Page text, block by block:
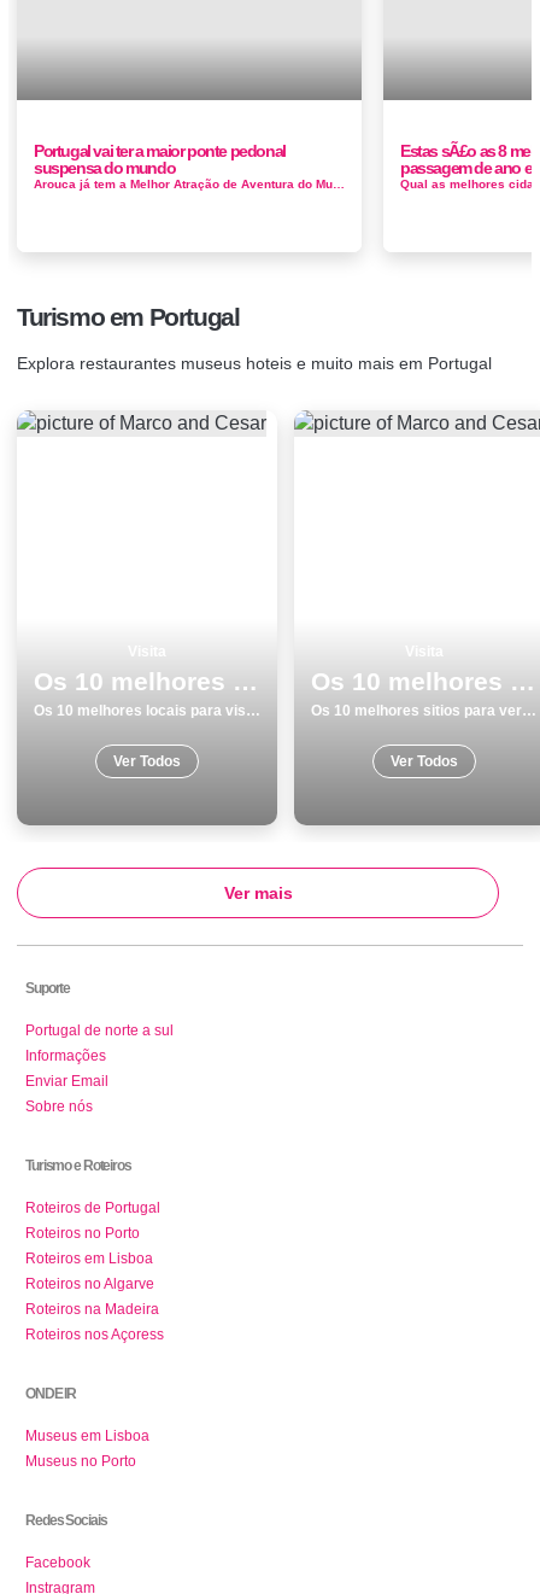
Portugal vai ter a maior ponte pedonal
suspensa do mundo
Estas sÃ£o as 8
passagem de ano
Turismo em Portugal
Explora restaurantes museus hoteis e muito mais em Portugal
Os 10 melhores locais para visitar em Praias
Os 10 melhores locais para visitar em Praias
Ver Todos
Os 10 melhores sitios para ver e visitar em Evora
Os 10 melhores sitios para ver e visitar em Evora
Ver Todos
Ver mais
Suporte
Portugal de norte a sul
Informações
Enviar Email
Sobre nós
Turismo e Roteiros
Roteiros de Portugal
Roteiros no Porto
Roteiros em Lisboa
Roteiros no Algarve
Roteiros na Madeira
Roteiros nos Açoress
ONDE IR
Museus em Lisboa
Museus no Porto
Redes Sociais
Facebook
Instragram